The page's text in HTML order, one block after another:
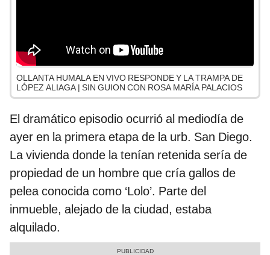
OLLANTA HUMALA EN VIVO RESPONDE Y LA TRAMPA DE
LÓPEZ ALIAGA | SIN GUION CON ROSA MARÍA PALACIOS
El dramático episodio ocurrió al mediodía de
ayer en la primera etapa de la urb. San Diego.
La vivienda donde la tenían retenida sería de
propiedad de un hombre que cría gallos de
pelea conocida como ‘Lolo’. Parte del
inmueble, alejado de la ciudad, estaba
alquilado.